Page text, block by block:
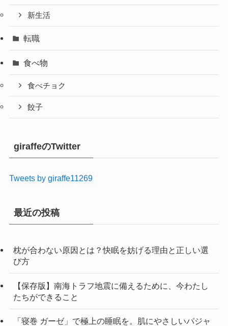
新生活
転職
食べ物
食べチョク
餃子
giraffeのTwitter
Tweets by giraffe11269
最近の投稿
枕が合わない原因とは？快眠を妨げる理由と正しい選
び方
【保存版】南海トラフ地震に備えるために、今わたし
たちができること
「寝巻 ガーゼ」で極上の睡眠を。肌にやさしいパジャ